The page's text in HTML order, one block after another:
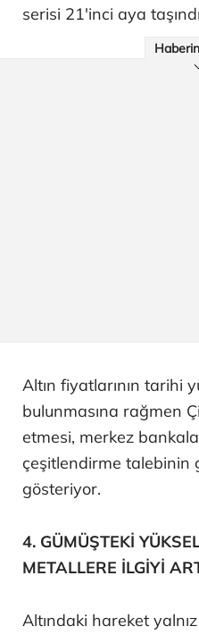
serisi 21'inci aya
Altın fiyatlarının tarihi
bulunmasına rağmen
etmesi, merkez
çeşitlendirme talebinin
gösteriyor.
4. GÜMÜŞTEKİ
METALLERE İLGİYİ
Altındaki hareket